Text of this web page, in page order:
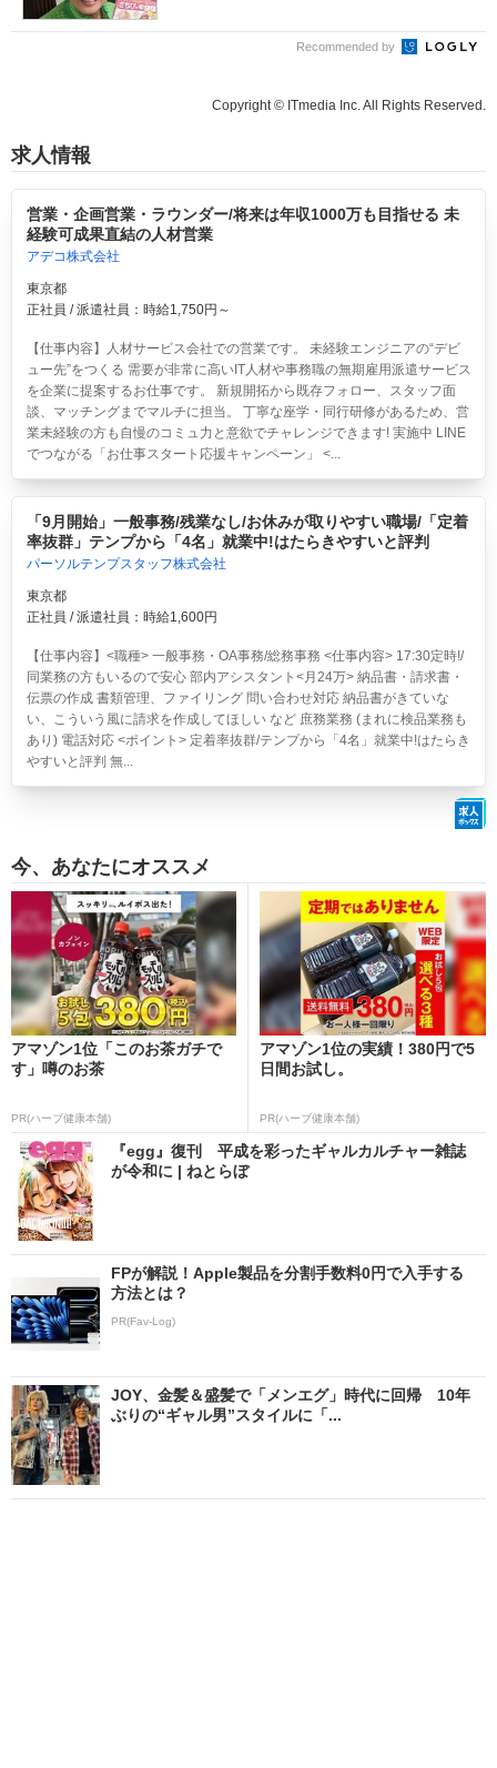
Recommended by
Copyright © ITmedia Inc. All Rights Reserved.
求人情報
営業・企画営業・ラウンダー/将来は年収1000万も目指せる 未
経験可成果直結の人材営業
アデコ株式会社
東京都
正社員 / 派遣社員：時給1,750円～
【仕事内容】人材サービス会社での営業です。 未経験エンジニアの“デビ
ュー先”をつくる 需要が非常に高いIT人材や事務職の無期雇用派遣サービス
を企業に提案するお仕事です。 新規開拓から既存フォロー、スタッフ面
談、マッチングまでマルチに担当。 丁寧な座学・同行研修があるため、営
業未経験の方も自慢のコミュ力と意欲でチャレンジできます! 実施中 LINE
でつながる「お仕事スタート応援キャンペーン」 <...
「9月開始」一般事務/残業なし/お休みが取りやすい職場/「定着
率抜群」テンプから「4名」就業中!はたらきやすいと評判
パーソルテンプスタッフ株式会社
東京都
正社員 / 派遣社員：時給1,600円
【仕事内容】<職種> 一般事務・OA事務/総務事務 <仕事内容> 17:30定時!/
同業務の方もいるので安心 部内アシスタント<月24万> 納品書・請求書・
伝票の作成 書類管理、ファイリング 問い合わせ対応 納品書がきていな
い、こういう風に請求を作成してほしい など 庶務業務 (まれに検品業務も
あり) 電話対応 <ポイント> 定着率抜群/テンプから「4名」就業中!はたらき
やすいと評判 無...
今、あなたにオススメ
アマゾン1位「このお茶ガチで
す」噂のお茶
PR(ハーブ健康本舗)
アマゾン1位の実績！380円で5
日間お試し。
PR(ハーブ健康本舗)
『egg』復刊 平成を彩ったギャルカルチャー雑誌
が令和に | ねとらぼ
FPが解説！Apple製品を分割手数料0円で入手する
方法とは？
PR(Fav-Log)
JOY、金髪＆盛髪で「メンエグ」時代に回帰 10年
ぶりの“ギャル男”スタイルに「...